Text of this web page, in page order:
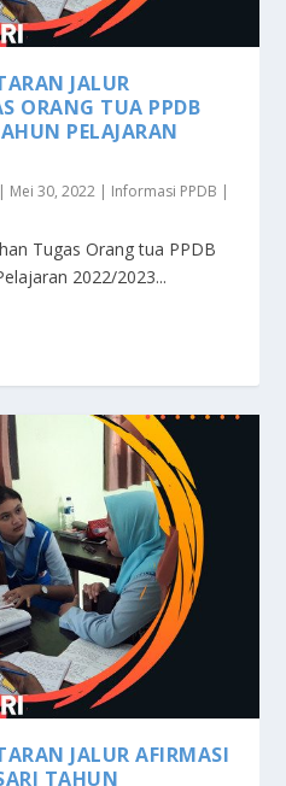
JALUR
ORANG TUA PPDB
PELAJARAN
| Mei 30, 2022 | Informasi PPDB |
Tugas Orang tua PPDB
2022/2023...
JALUR AFIRMASI
TAHUN